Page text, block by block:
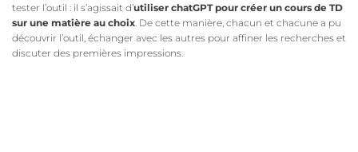
tester l’outil : il s’agissait d’utiliser chatGPT pour créer un cours de TD
sur une matière au choix . De cette manière, chacun et chacune a pu
découvrir l’outil, échanger avec les autres pour affiner les recherches et
discuter des premières impressions.